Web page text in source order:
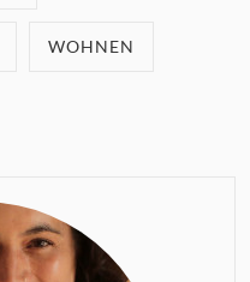
WOHNEN